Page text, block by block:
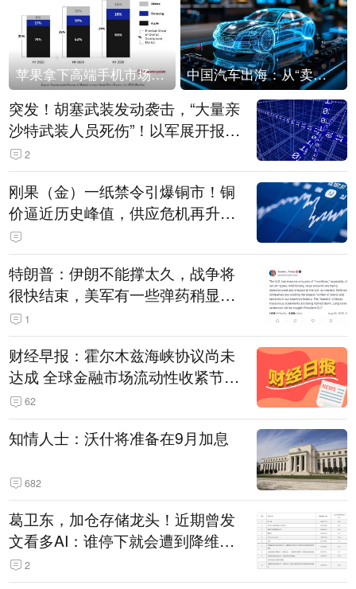
苹果拿下高端手机市场65%的份额：iPhone 17系列功不可没 中国汽车出海：从“卖出去”到“走进去”
突发！胡塞武装发动袭击，“大量亲
沙特武装人员死伤”！以军展开报复
性空袭
2
刚果（金）一纸禁令引爆铜市！铜
价逼近历史峰值，供应危机再升
级？
特朗普：伊朗不能撑太久，战争将
很快结束，美军有一些弹药稍显紧
张！伊朗公布拟议的海峡管理文本
1
财经早报：霍尔木兹海峡协议尚未
达成 全球金融市场流动性收紧节奏
暂缓
62
知情人士：沃什将准备在9月加息
682
葛卫东，加仓存储龙头！近期曾发
文看多AI：谁停下就会遭到降维打
击 2